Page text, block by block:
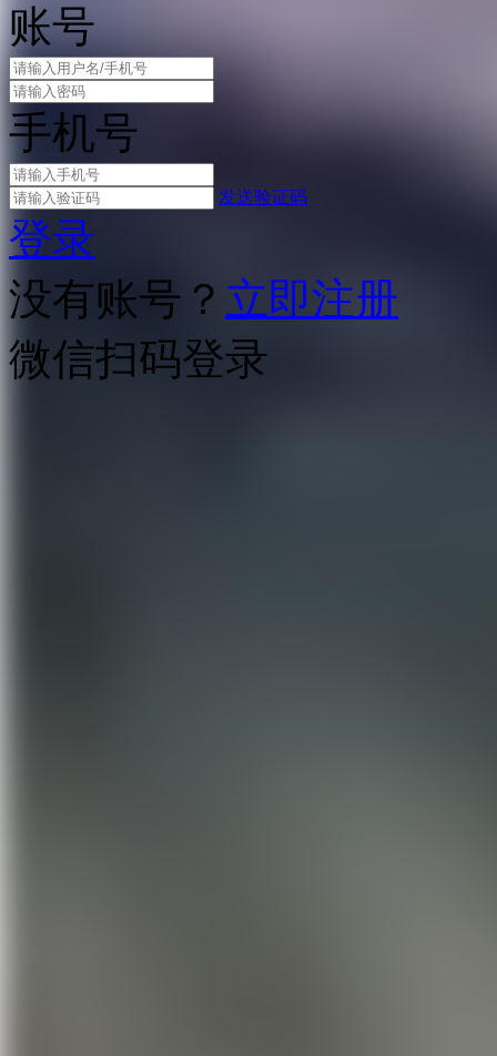
账号
手机号
发送验证码
登录
没有账号？ 立即注册
微信扫码登录